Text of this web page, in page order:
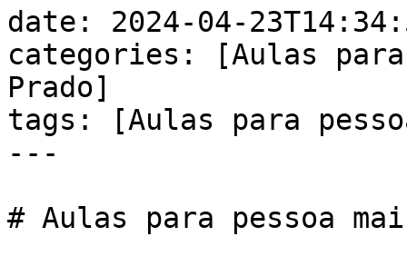
date: 2024-04-
categories: [Aulas
Prado]
tags: [Aulas para
---
# Aulas para pessoa